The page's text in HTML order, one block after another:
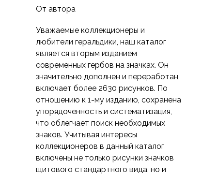
От автора
Уважаемые коллекционеры и
любители геральдики, наш каталог
является вторым изданием
современных гербов на значках. Он
значительно дополнен и переработан,
включает более 2630 рисунков. По
отношению к 1-му изданию, сохранена
упорядоченность и систематизация,
что облегчает поиск необходимых
знаков. Учитывая интересы
коллекционеров в данный каталог
включены не только рисунки значков
щитового стандартного вида, но и